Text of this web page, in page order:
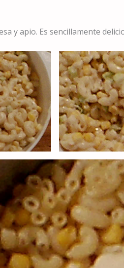
y apio. Es sencillamente